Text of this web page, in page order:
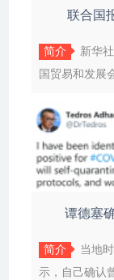
联合国
简介
新华
国贸易和发展
谭德塞
简介
当地
示，自己确认